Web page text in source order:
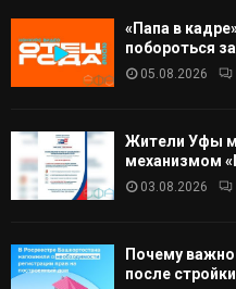
«Папа в
побороться
05.08.2026
Жители Уфы
механизмом
03.08.2026
Почему
после стройки